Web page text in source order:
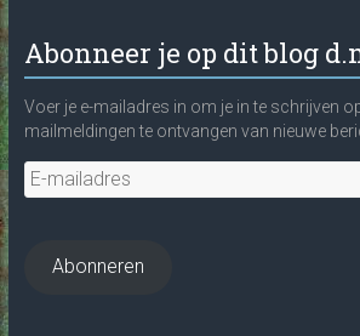
Abonneer je op dit blog
Voer je e-mailadres in om je in te schrijven
mailmeldingen te ontvangen van nieuwe
E-
mailadres
Abonneren